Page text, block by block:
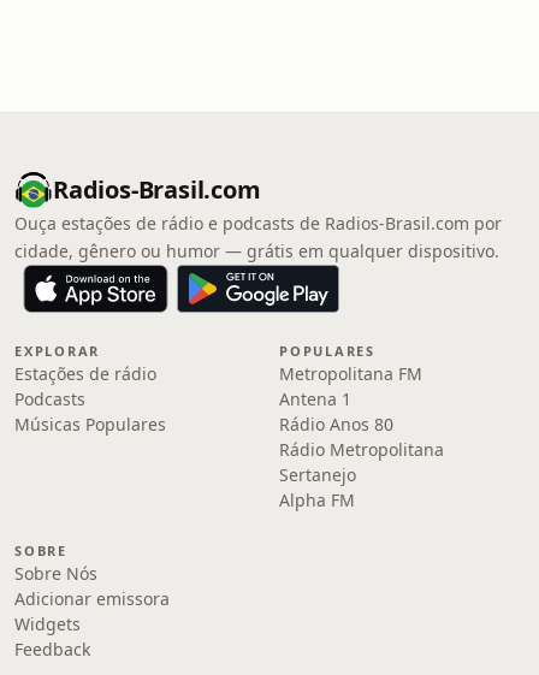
Radios-Brasil.com
Ouça estações de rádio e podcasts de Radios-Brasil.com por
cidade, gênero ou humor — grátis em qualquer dispositivo.
EXPLORAR
Estações de rádio
Podcasts
Músicas Populares
POPULARES
Metropolitana FM
Antena 1
Rádio Anos 80
Rádio Metropolitana
Sertanejo
Alpha FM
SOBRE
Sobre Nós
Adicionar emissora
Widgets
Feedback